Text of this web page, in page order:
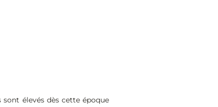
élevés dès cette époque